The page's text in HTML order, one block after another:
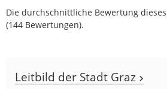
Die durchschnittliche Bewertung
(144 Bewertungen).
Leitbild der Stadt Graz